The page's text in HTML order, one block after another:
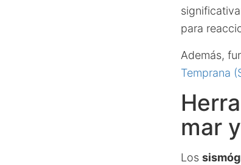
para
Además,
Temprana
mar
Los